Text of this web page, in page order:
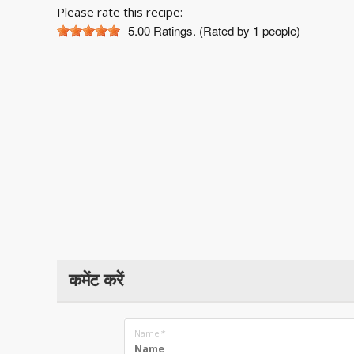
Please rate this recipe:
5.00 Ratings. (Rated by 1 people)
कमेंट करें
Name *